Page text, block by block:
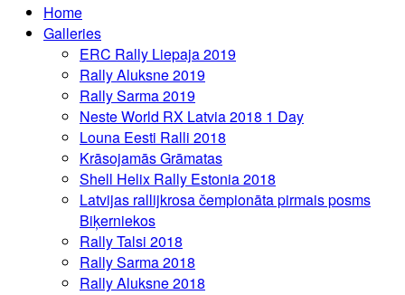
Home
Galleries
ERC Rally Liepaja 2019
Rally Aluksne 2019
Rally Sarma 2019
Neste World RX Latvia 2018 1 Day
Louna Eesti Ralli 2018
Krāsojamās Grāmatas
Shell Helix Rally Estonia 2018
Latvijas rallijkrosa čempionāta pirmais posms
Biķerniekos
Rally Talsi 2018
Rally Sarma 2018
Rally Aluksne 2018